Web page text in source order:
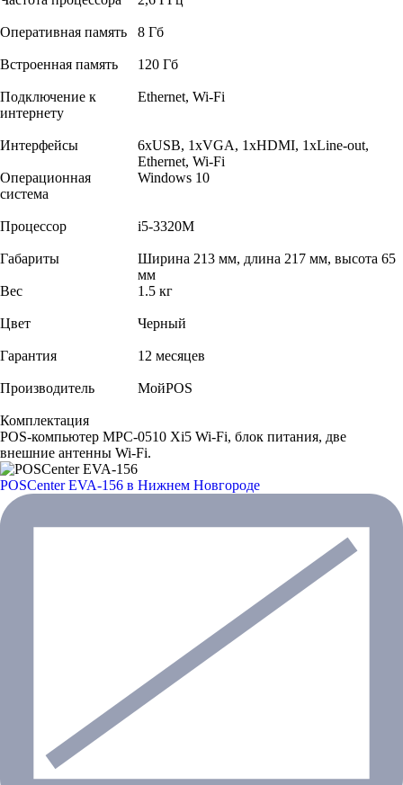
Оперативная память 8 Гб
Встроенная память 120 Гб
Подключение к
интернету
Ethernet, Wi-Fi
Интерфейсы
6хUSB, 1хVGA, 1хHDMI, 1хLine-out,
Ethernet, Wi-Fi
Операционная
система
Windows 10
Процессор i5-3320M
Габариты
Ширина 213 мм, длина 217 мм, высота 65
мм
Вес
1.5 кг
Цвет Черный
Гарантия 12 месяцев
Производитель МойPOS
Комплектация
POS-компьютер MPC-0510 Xi5 Wi-Fi, блок питания, две
внешние антенны Wi-Fi.
POSCenter EVA-156 в Нижнем Новгороде